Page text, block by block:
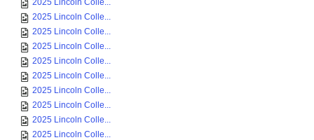
2025 Lincoln Colle...
2025 Lincoln Colle...
2025 Lincoln Colle...
2025 Lincoln Colle...
2025 Lincoln Colle...
2025 Lincoln Colle...
2025 Lincoln Colle...
2025 Lincoln Colle...
2025 Lincoln Colle...
2025 Lincoln Colle...